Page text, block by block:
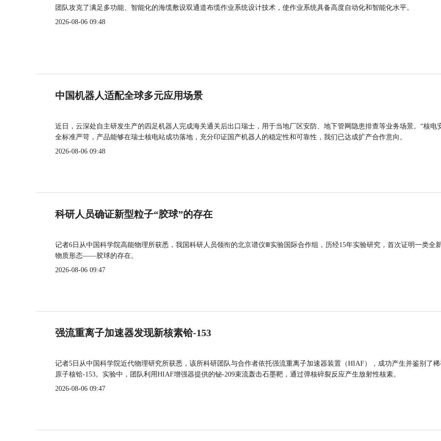
团队攻克了满足多功能、智能化的海缆敷设双通道布缆作业系统设计技术，使作业系统具备高度自动化和智能化水平。
2026-08-06 09:48
中国机器人适配全球多元应用场景
近日，云深处自主研发生产的四足机器人完成海关通关后出口瑞士，用于当地厂区安防、地下管网隐患排查等业务场景。“核电
全标准严苛，产品能够在瑞士核电站成功落地，充分印证国产机器人的稳定性和可靠性，我们已达成扩产合作意向。
2026-08-06 09:48
科研人员确证新型粒子“胶球”的存在
记者6日从中国科学院高能物理所获悉，我国科研人员领衔的北京谱仪Ⅲ实验国际合作组，历经15年实验研究，首次证明一类全
物质形态——胶球的存在。
2026-08-06 09:47
强流重离子加速器发现新核素铪-153
记者5日从中国科学院近代物理研究所获悉，该所科研团队与合作者依托强流重离子加速器装置（HIAF），成功产生并鉴别了
原子核铪-153。实验中，团队利用HIAF增强器提供的铋-209束流轰击石墨靶，通过弹核碎裂反应产生放射性核素。
2026-08-06 09:47